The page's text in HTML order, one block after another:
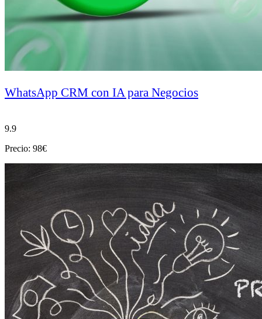
WhatsApp CRM con IA para Negocios
9.9
Precio: 98€